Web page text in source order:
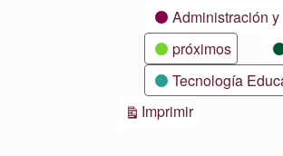
CategoríasAdministración
próximos
Tecnología
ImprimirVistas